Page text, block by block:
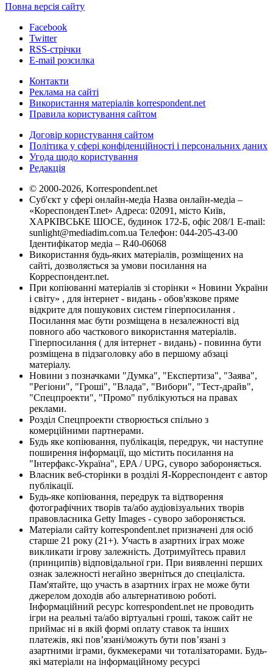
Повна версія сайту
Facebook
Twitter
RSS-стрічки
E-mail розсилка
Контакти
Реклама на сайті
Використання матеріалів korrespondent.net
Правила користування сайтом
Договір користування сайтом
Політика у сфері конфіденційності і персональних даних
Угода щодо користування
Редакція
© 2000-2026, Korrespondent.net
Суб'єкт у сфері онлайн-медіа Назва онлайн-медіа –
«КореспонденТ.net» Адреса: 02091, місто Київ,
ХАРКІВСЬКЕ ШОСЕ, будинок 172-Б, офіс 208/1 E-mail:
sunlight@mediadim.com.ua Телефон: 044-205-43-00
Ідентифікатор медіа – R40-06068
Використання будь-яких матеріалів, розміщених на
сайті, дозволяється за умови посилання на
Корреспондент.net.
При копіюванні матеріалів зі сторінки « Новини України
і світу» , для інтернет - видань - обов'язкове пряме
відкрите для пошукових систем гіперпосилання .
Посилання має бути розміщена в незалежності від
повного або часткового використання матеріалів.
Гіперпосилання ( для інтернет - видань) - повинна бути
розміщена в підзаголовку або в першому абзаці
матеріалу.
Новини з позначками "Думка", "Експертиза", "Заява",
"Регіони", "Гроші", "Влада", "Вибори", "Тест-драйв",
"Спецпроекти", "Промо" публікуються на правах
реклами.
Розділ Спецпроекти створюється спільно з
комерційними партнерами.
Будь яке копіювання, публікація, передрук, чи наступне
поширення інформації, що містить посилання на
"Інтерфакс-Україна", EPA / UPG, суворо забороняється.
Власник веб-сторінки в розділі Я-Корреспондент є автор
публікації.
Будь-яке копіювання, передрук та відтворення
фотографічних творів та/або аудіовізуальних творів
правовласника Getty Images - суворо забороняється.
Матеріали сайту korrespondent.net призначені для осіб
старше 21 року (21+). Участь в азартних іграх може
викликати ігрову залежність. Дотримуйтесь правил
(принципів) відповідальної гри. При виявленні перших
ознак залежності негайно зверніться до спеціаліста.
Пам'ятайте, що участь в азартних іграх не може бути
джерелом доходів або альтернативою роботі.
Інформаційний ресурс korrespondent.net не проводить
ігри на реальні та/або віртуальні гроші, також сайт не
приймає ні в якій формі оплату ставок та інших
платежів, які пов’язані/можуть бути пов’язані з
азартними іграми, букмекерами чи тоталізаторами. Будь-
які матеріали на інформаційному ресурсі